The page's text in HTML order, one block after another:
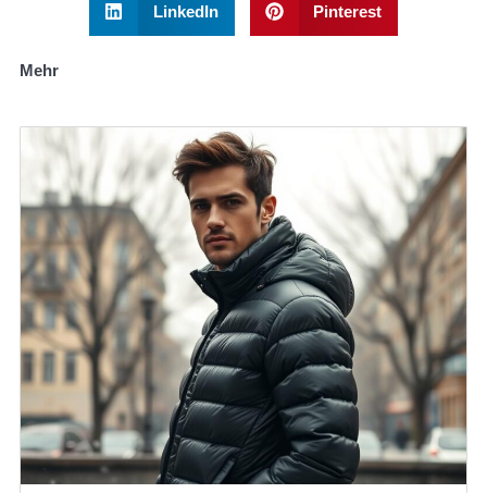
LinkedIn Pinterest
Mehr